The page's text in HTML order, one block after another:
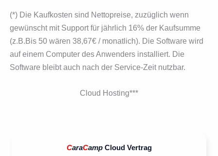
(*) Die Kaufkosten sind Nettopreise, zuzüglich wenn
gewünscht mit Support für jähr­lich 16% der Kaufsumme
(z.B.Bis 50 wären 38,67€ / monatlich). Die Software wird
auf einem Computer des Anwenders instal­liert. Die
Software bleibt auch nach der Service-Zeit nutzbar.
Cloud Hosting***
CaraCamp Cloud Vertrag